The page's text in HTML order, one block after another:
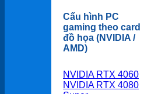
Cấu hình PC
gaming theo card
đồ họa (NVIDIA /
AMD)
NVIDIA RTX 4060
NVIDIA RTX 4080